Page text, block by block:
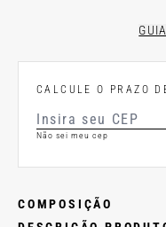
CALCULE O PRAZO
Não sei meu cep
COMPOSIÇÃO